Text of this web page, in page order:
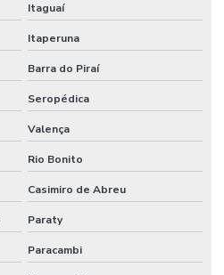
Itaguaí
Itaperuna
Barra do Piraí
Seropédica
Valença
Rio Bonito
Casimiro de Abreu
Paraty
Paracambi